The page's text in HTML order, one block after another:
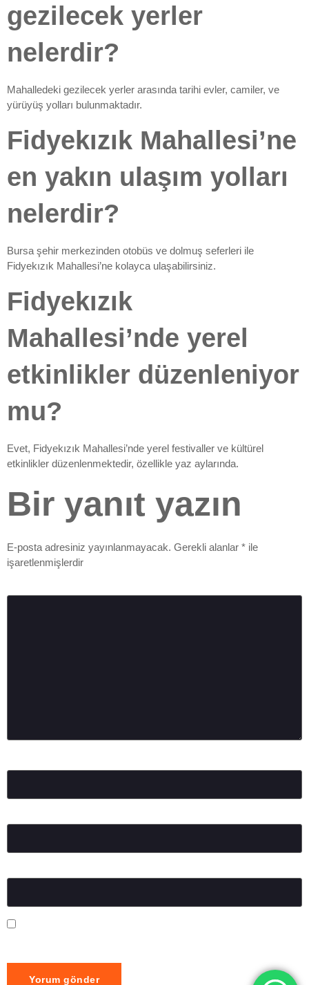
gezilecek yerler
nelerdir?
Mahalledeki gezilecek yerler arasında tarihi evler, camiler, ve
yürüyüş yolları bulunmaktadır.
Fidyekızık Mahallesi’ne
en yakın ulaşım yolları
nelerdir?
Bursa şehir merkezinden otobüs ve dolmuş seferleri ile
Fidyekızık Mahallesi’ne kolayca ulaşabilirsiniz.
Fidyekızık
Mahallesi’nde yerel
etkinlikler düzenleniyor
mu?
Evet, Fidyekızık Mahallesi’nde yerel festivaller ve kültürel
etkinlikler düzenlenmektedir, özellikle yaz aylarında.
Bir yanıt yazın
E-posta adresiniz yayınlanmayacak. Gerekli alanlar * ile
işaretlenmişlerdir